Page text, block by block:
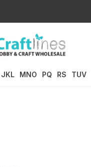
JKL MNO PQ RS TUV